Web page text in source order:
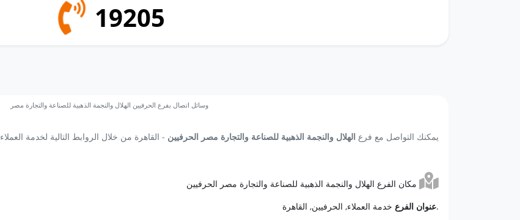
19205
وسائل اتصال بفرع الحرفيين الهلال والنجمة الذهبية للصناعة والتجارة مصر
يمكنك التواصل مع فرع الهلال والنجمة الذهبية للصناعة والتجارة مصر الحرفيين - القاهرة من خلال الروابط التالية لخدمة العملاء
عنوان الفرعخدمة العملاء, الحرفيين, القاهرة.